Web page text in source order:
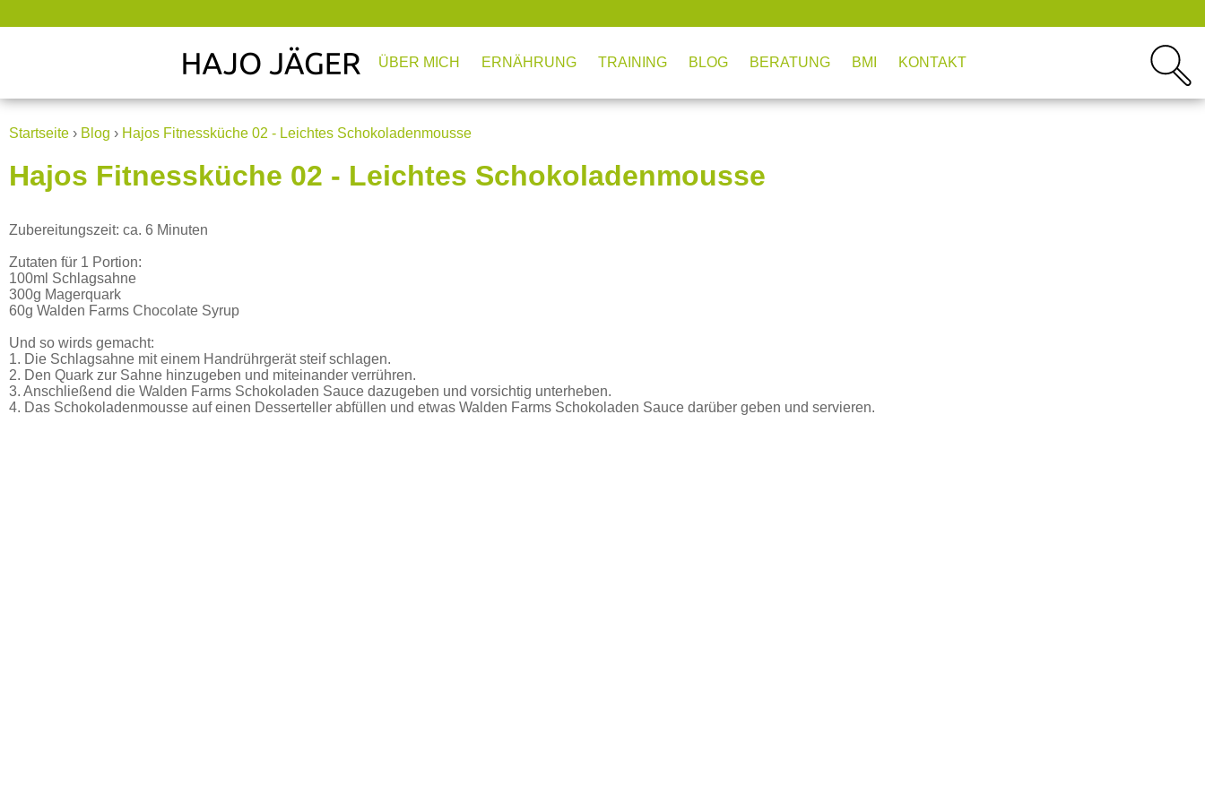
ÜBER MICH ERNÄHRUNG TRAINING BLOG BERATUNG BMI KONTAKT
Startseite › Blog › Hajos Fitnessküche 02 - Leichtes Schokoladenmousse
Hajos Fitnessküche 02 - Leichtes Schokoladenmousse
Zubereitungszeit: ca. 6 Minuten
Zutaten für 1 Portion:
100ml Schlagsahne
300g Magerquark
60g Walden Farms Chocolate Syrup
Und so wirds gemacht:
1. Die Schlagsahne mit einem Handrührgerät steif schlagen.
2. Den Quark zur Sahne hinzugeben und miteinander verrühren.
3. Anschließend die Walden Farms Schokoladen Sauce dazugeben und vorsichtig unterheben.
4. Das Schokoladenmousse auf einen Desserteller abfüllen und etwas Walden Farms Schokoladen Sauce darüber geben und servieren.